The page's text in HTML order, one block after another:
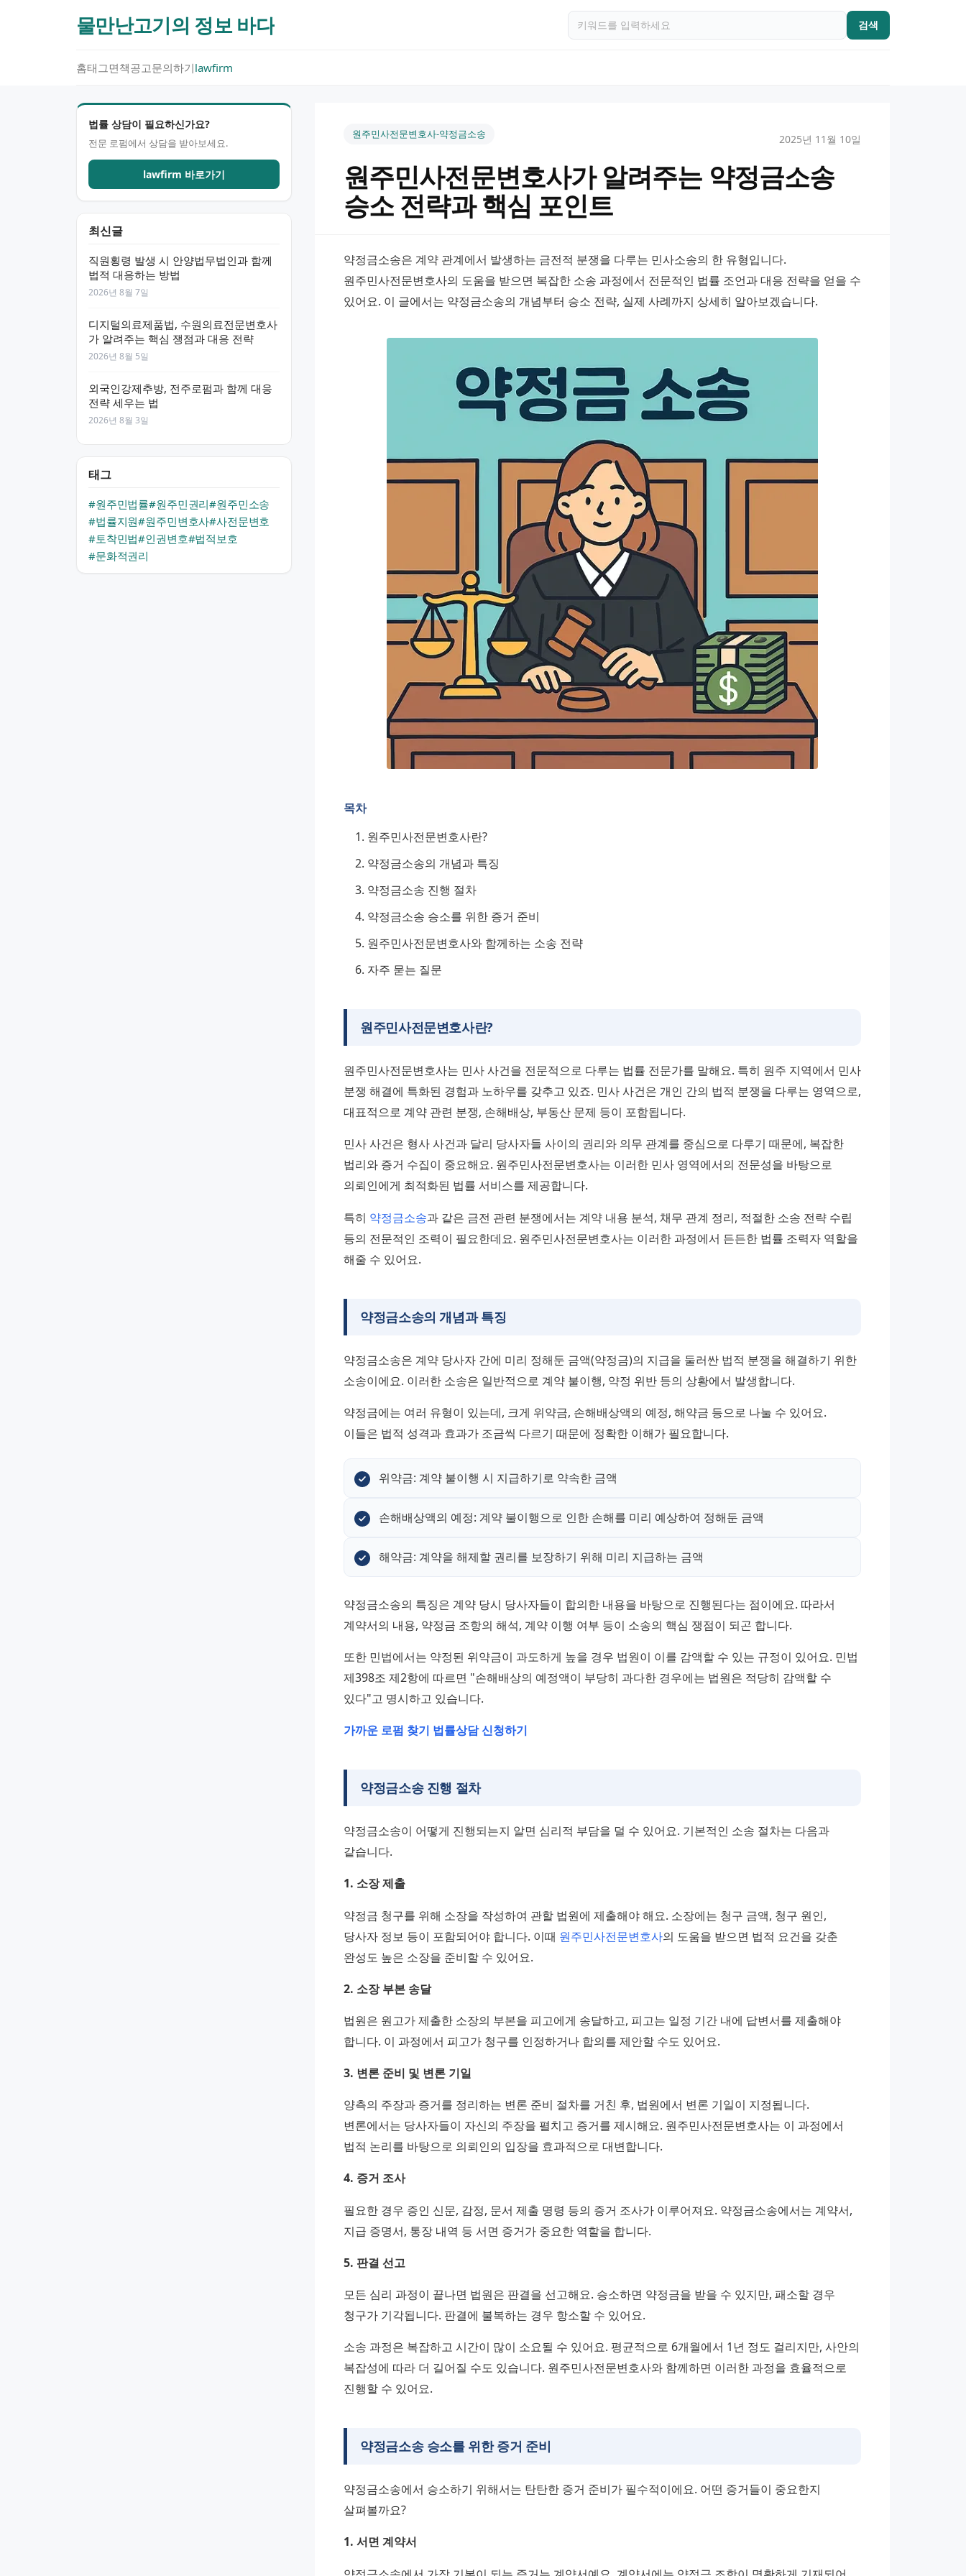
물만난고기의 정보 바다 검색
홈태그면책공고문의하기lawfirm
법률 상담이 필요하신가요?
전문 로펌에서 상담을 받아보세요.
lawfirm 바로가기
최신글
직원횡령 발생 시 안양법무법인과 함께
법적 대응하는 방법
2026년 8월 7일
디지털의료제품법, 수원의료전문변호사
가 알려주는 핵심 쟁점과 대응 전략
2026년 8월 5일
외국인강제추방, 전주로펌과 함께 대응
전략 세우는 법
2026년 8월 3일
태그
#원주민법률#원주민권리#원주민소송
#법률지원#원주민변호사#사전문변호
#토착민법#인권변호#법적보호
#문화적권리
원주민사전문변호사-약정금소송 2025년 11월 10일
원주민사전문변호사가 알려주는 약정금소송
승소 전략과 핵심 포인트
약정금소송은 계약 관계에서 발생하는 금전적 분쟁을 다루는 민사소송의 한 유형입니다.
원주민사전문변호사의 도움을 받으면 복잡한 소송 과정에서 전문적인 법률 조언과 대응 전략을 얻을 수
있어요. 이 글에서는 약정금소송의 개념부터 승소 전략, 실제 사례까지 상세히 알아보겠습니다.
목차
원주민사전문변호사란?
약정금소송의 개념과 특징
약정금소송 진행 절차
약정금소송 승소를 위한 증거 준비
원주민사전문변호사와 함께하는 소송 전략
자주 묻는 질문
원주민사전문변호사란?
원주민사전문변호사는 민사 사건을 전문적으로 다루는 법률 전문가를 말해요. 특히 원주 지역에서 민사
분쟁 해결에 특화된 경험과 노하우를 갖추고 있죠. 민사 사건은 개인 간의 법적 분쟁을 다루는 영역으로,
대표적으로 계약 관련 분쟁, 손해배상, 부동산 문제 등이 포함됩니다.
민사 사건은 형사 사건과 달리 당사자들 사이의 권리와 의무 관계를 중심으로 다루기 때문에, 복잡한
법리와 증거 수집이 중요해요. 원주민사전문변호사는 이러한 민사 영역에서의 전문성을 바탕으로
의뢰인에게 최적화된 법률 서비스를 제공합니다.
특히 약정금소송과 같은 금전 관련 분쟁에서는 계약 내용 분석, 채무 관계 정리, 적절한 소송 전략 수립
등의 전문적인 조력이 필요한데요. 원주민사전문변호사는 이러한 과정에서 든든한 법률 조력자 역할을
해줄 수 있어요.
약정금소송의 개념과 특징
약정금소송은 계약 당사자 간에 미리 정해둔 금액(약정금)의 지급을 둘러싼 법적 분쟁을 해결하기 위한
소송이에요. 이러한 소송은 일반적으로 계약 불이행, 약정 위반 등의 상황에서 발생합니다.
약정금에는 여러 유형이 있는데, 크게 위약금, 손해배상액의 예정, 해약금 등으로 나눌 수 있어요.
이들은 법적 성격과 효과가 조금씩 다르기 때문에 정확한 이해가 필요합니다.
위약금: 계약 불이행 시 지급하기로 약속한 금액
손해배상액의 예정: 계약 불이행으로 인한 손해를 미리 예상하여 정해둔 금액
해약금: 계약을 해제할 권리를 보장하기 위해 미리 지급하는 금액
약정금소송의 특징은 계약 당시 당사자들이 합의한 내용을 바탕으로 진행된다는 점이에요. 따라서
계약서의 내용, 약정금 조항의 해석, 계약 이행 여부 등이 소송의 핵심 쟁점이 되곤 합니다.
또한 민법에서는 약정된 위약금이 과도하게 높을 경우 법원이 이를 감액할 수 있는 규정이 있어요. 민법
제398조 제2항에 따르면 "손해배상의 예정액이 부당히 과다한 경우에는 법원은 적당히 감액할 수
있다"고 명시하고 있습니다.
가까운 로펌 찾기 법률상담 신청하기
약정금소송 진행 절차
약정금소송이 어떻게 진행되는지 알면 심리적 부담을 덜 수 있어요. 기본적인 소송 절차는 다음과
같습니다.
1. 소장 제출
약정금 청구를 위해 소장을 작성하여 관할 법원에 제출해야 해요. 소장에는 청구 금액, 청구 원인,
당사자 정보 등이 포함되어야 합니다. 이때 원주민사전문변호사의 도움을 받으면 법적 요건을 갖춘
완성도 높은 소장을 준비할 수 있어요.
2. 소장 부본 송달
법원은 원고가 제출한 소장의 부본을 피고에게 송달하고, 피고는 일정 기간 내에 답변서를 제출해야
합니다. 이 과정에서 피고가 청구를 인정하거나 합의를 제안할 수도 있어요.
3. 변론 준비 및 변론 기일
양측의 주장과 증거를 정리하는 변론 준비 절차를 거친 후, 법원에서 변론 기일이 지정됩니다.
변론에서는 당사자들이 자신의 주장을 펼치고 증거를 제시해요. 원주민사전문변호사는 이 과정에서
법적 논리를 바탕으로 의뢰인의 입장을 효과적으로 대변합니다.
4. 증거 조사
필요한 경우 증인 신문, 감정, 문서 제출 명령 등의 증거 조사가 이루어져요. 약정금소송에서는 계약서,
지급 증명서, 통장 내역 등 서면 증거가 중요한 역할을 합니다.
5. 판결 선고
모든 심리 과정이 끝나면 법원은 판결을 선고해요. 승소하면 약정금을 받을 수 있지만, 패소할 경우
청구가 기각됩니다. 판결에 불복하는 경우 항소할 수 있어요.
소송 과정은 복잡하고 시간이 많이 소요될 수 있어요. 평균적으로 6개월에서 1년 정도 걸리지만, 사안의
복잡성에 따라 더 길어질 수도 있습니다. 원주민사전문변호사와 함께하면 이러한 과정을 효율적으로
진행할 수 있어요.
약정금소송 승소를 위한 증거 준비
약정금소송에서 승소하기 위해서는 탄탄한 증거 준비가 필수적이에요. 어떤 증거들이 중요한지
살펴볼까요?
1. 서면 계약서